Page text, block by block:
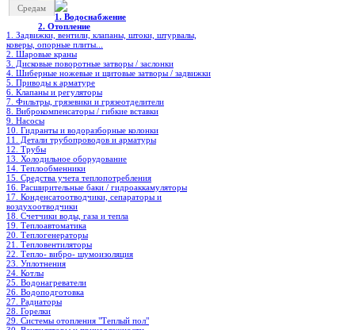
Средам
1. Водоснабжение
2. Отопление
1. Задвижки, вентили, клапаны, штоки, штурвалы,
коверы, опорные плиты...
2. Шаровые краны
3. Дисковые поворотные затворы / заслонки
4. Шиберные ножевые и щитовые затворы / задвижки
5. Приводы к арматуре
6. Клапаны и регуляторы
7. Фильтры, грязевики и грязеотделители
8. Виброкомпенсаторы / гибкие вставки
9. Насосы
10. Гидранты и водоразборные колонки
11. Детали трубопроводов и арматуры
12. Трубы
13. Холодильное oборудование
14. Теплообменники
15. Средства учета теплопотребления
16. Расширительные баки / гидроаккамуляторы
17. Конденсатоотводчики, сепараторы и
воздухоотводчики
18. Счетчики воды, газа и тепла
19. Теплоавтоматика
20. Теплогенераторы
21. Тепловентиляторы
22. Тепло- вибро- шумоизоляция
23. Уплотнения
24. Котлы
25. Водонагреватели
26. Водоподготовка
27. Радиаторы
28. Горелки
29. Системы отопления "Теплый пол"